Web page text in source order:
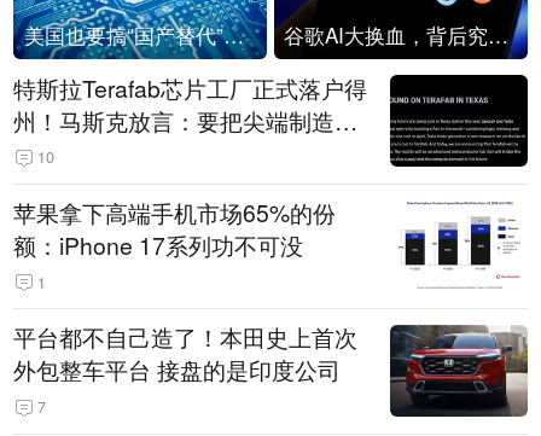
美国也要搞“国产替代”？先算清三笔账 谷歌AI大换血，背后究竟发生了什么？
特斯拉Terafab芯片工厂正式落户得
州！马斯克放言：要把尖端制造带
回美国
10
苹果拿下高端手机市场65%的份
额：iPhone 17系列功不可没
1
平台都不自己造了！本田史上首次
外包整车平台 接盘的是印度公司
7